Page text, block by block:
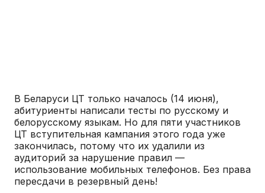
В Беларуси ЦТ только началось (14 июня),
абитуриенты написали тесты по русскому и
белорусскому языкам. Но для пяти участников
ЦТ вступительная кампания этого года уже
закончилась, потому что их удалили из
аудиторий за нарушение правил —
использование мобильных телефонов. Без права
пересдачи в резервный день!